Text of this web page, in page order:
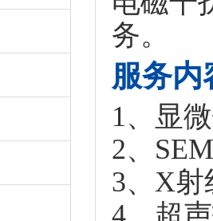
务。
服务内
1、显
2、
3、X射